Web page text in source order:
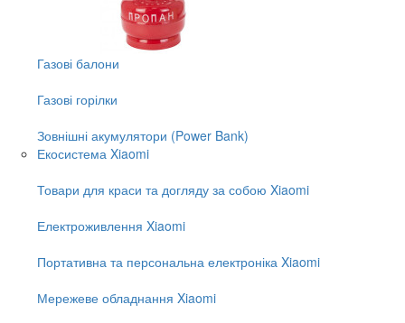
Газові балони
Газові горілки
Зовнішні акумулятори (Power Bank)
Екосистема Xiaomi
Товари для краси та догляду за собою Xiaomi
Електроживлення Xiaomi
Портативна та персональна електроніка Xiaomi
Мережеве обладнання Xiaomi